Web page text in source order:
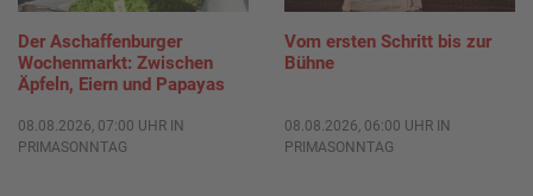
Der Aschaffenburger
Wochenmarkt: Zwischen
Äpfeln, Eiern und Papayas
08.08.2026, 07:00 UHR IN
PRIMASONNTAG
Vom ersten Schritt bis zur
Bühne
08.08.2026, 06:00 UHR IN
PRIMASONNTAG